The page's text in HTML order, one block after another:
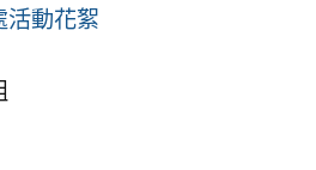
活動花絮